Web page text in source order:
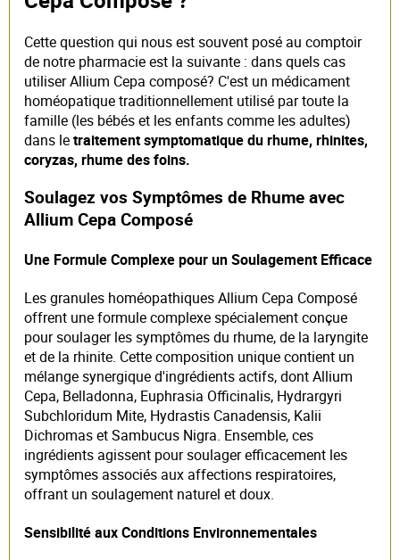
Cette question qui nous est souvent posé au comptoir
de notre pharmacie est la suivante : dans quels cas
utiliser Allium Cepa composé? C'est un médicament
homéopatique traditionnellement utilisé par toute la
famille (les bébés et les enfants comme les adultes)
dans letraitement symptomatique du rhume, rhinites,
coryzas, rhume des foins.
Soulagez vos Symptômes de Rhume avec
Allium Cepa Composé
Une Formule Complexe pour un Soulagement Efficace
Les granules homéopathiques Allium Cepa Composé
offrent une formule complexe spécialement conçue
pour soulager les symptômes du rhume, de la laryngite
et de la rhinite. Cette composition unique contient un
mélange synergique d'ingrédients actifs, dont Allium
Cepa, Belladonna, Euphrasia Officinalis, Hydrargyri
Subchloridum Mite, Hydrastis Canadensis, Kalii
Dichromas et Sambucus Nigra. Ensemble, ces
ingrédients agissent pour soulager efficacement les
symptômes associés aux affections respiratoires,
offrant un soulagement naturel et doux.
Sensibilité aux Conditions Environnementales